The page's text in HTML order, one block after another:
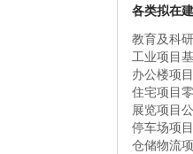
各类拟在
教育及科
工业项目
办公楼项目
住宅项目
展览项目
停车场项目
仓储物流